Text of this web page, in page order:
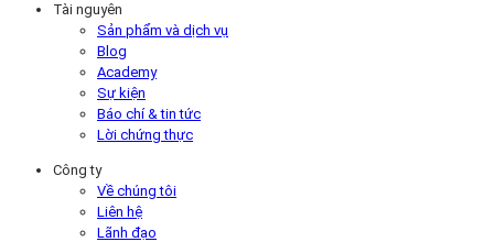
Tài nguyên
Sản phẩm và dịch vụ
Blog
Academy
Sự kiện
Báo chí & tin tức
Lời chứng thực
Công ty
Về chúng tôi
Liên hệ
Lãnh đạo